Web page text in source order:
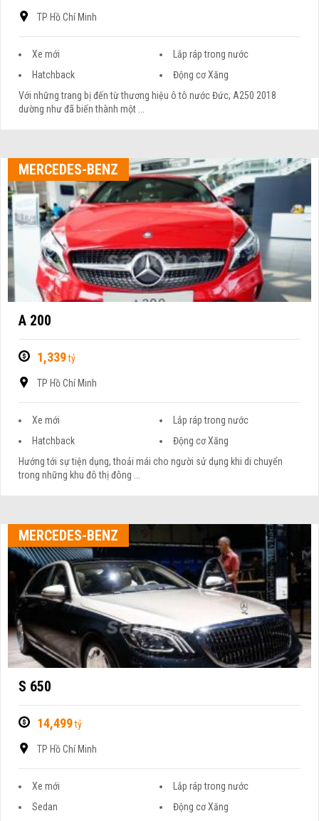
TP Hồ Chí Minh
Xe mới
Lắp ráp trong nước
Hatchback
Động cơ Xăng
Với những trang bị đến từ thương hiệu ô tô nước Đức, A250 2018
dường như đã biến thành một ...
MERCEDES-BENZ
A 200
1,339tỷ
TP Hồ Chí Minh
Xe mới
Lắp ráp trong nước
Hatchback
Động cơ Xăng
Hướng tới sự tiện dụng, thoải mái cho người sử dụng khi di chuyển
trong những khu đô thị đông ...
MERCEDES-BENZ
S 650
14,499tỷ
TP Hồ Chí Minh
Xe mới
Lắp ráp trong nước
Sedan
Động cơ Xăng